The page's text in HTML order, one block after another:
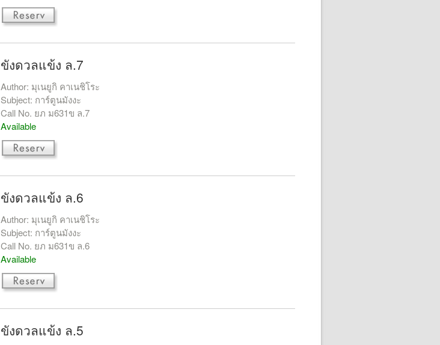
ขังดวลแข้ง ล.7
Author: มุเนยูกิ คาเนชิโระ
Subject: การ์ตูนมังงะ
Call No. ยภ ม631ข ล.7
Available
ขังดวลแข้ง ล.6
Author: มุเนยูกิ คาเนชิโระ
Subject: การ์ตูนมังงะ
Call No. ยภ ม631ข ล.6
Available
ขังดวลแข้ง ล.5